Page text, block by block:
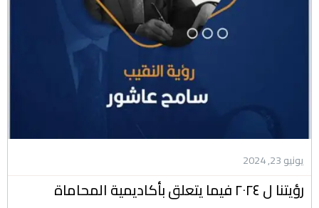
يونيو 23, 2024
رؤيتنا ل ٢٠٢٤ فيما يتعلق بأكاديمية المحاماة